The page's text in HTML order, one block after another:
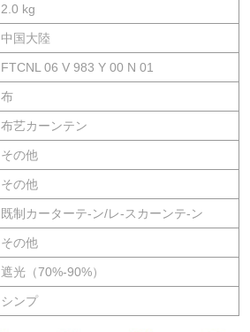
2.0 kg
中国大陸
FTCNL 06 V 983 Y 00 N 01
布
布艺カーンテン
その他
その他
既制カーターテ-ン/レ-スカーンテ-ン
その他
遮光（70%-90%）
シンプ